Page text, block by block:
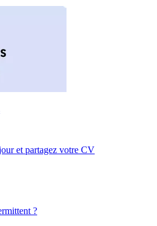
et partagez votre CV